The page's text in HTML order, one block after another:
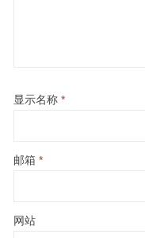
显示名称 *
邮箱 *
网站